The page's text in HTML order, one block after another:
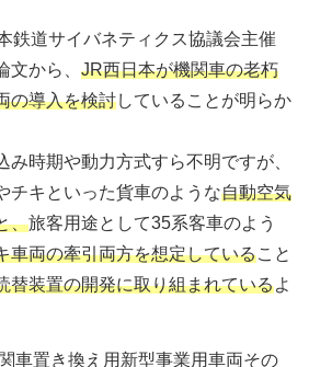
鉄道サイバネティクス協議会主催
から、 JR西日本が機関車の老朽
の導入を検討していることが明らか
み時期や動力方式すら不明ですが、
チキといった貨車のような自動空気
、旅客用途として35系客車のよう
車両の牽引両方を想定していること
替装置の開発に取り組まれているよ
車置き換え用新型事業用車両その